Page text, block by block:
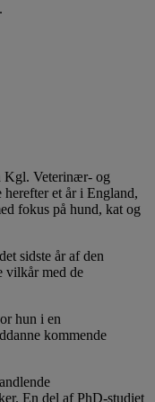
Kgl. Veterinær- og
et år i England,
fokus på hund, kat og
sidste år af den
vilkår med de
hun i en
kommende
En del af PhD-studiet